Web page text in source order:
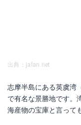
出典：jalan.net
志摩半島にある英虞湾
で有名な景勝地です。
海産物の宝庫と言って